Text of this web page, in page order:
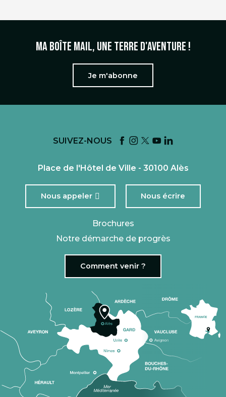
Ma boîte mail, une terre d'aventure !
Je m'abonne
SUIVEZ-NOUS
Place de l'Hôtel de Ville - 30100 Alès
Nous appeler Nous écrire
Brochures
Notre démarche de progrès
Comment venir ?